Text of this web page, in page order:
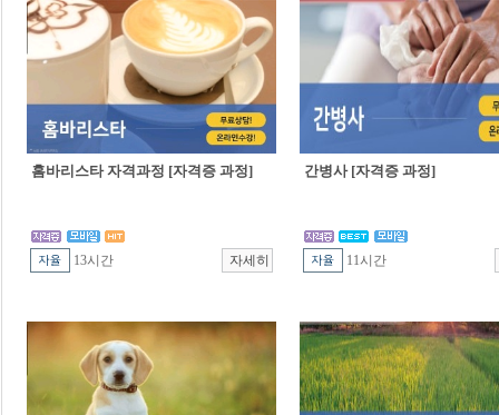
홈바리스타 자격과정 [자격증 과정]
13시간
간병사 [자격증 과정]
11시간